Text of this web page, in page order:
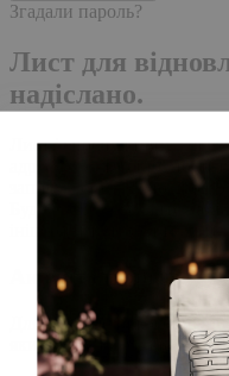
Згадали пароль?
Лист для
надіслано.
Лист із посиланням для
адресу електронної
запису, доставка
Будь ласка, зачекайте
Акаунт створено
Для завершення
який було надіслано Вам